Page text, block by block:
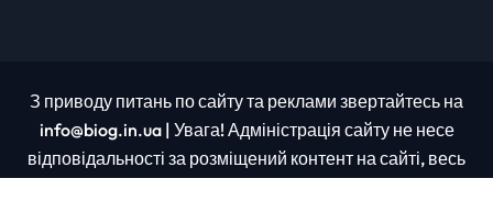
З приводу питань по сайту та реклами звертайтесь на
info@biog.in.ua | Увага! Адміністрація сайту не несе
відповідальності за розміщений контент на сайті, весь